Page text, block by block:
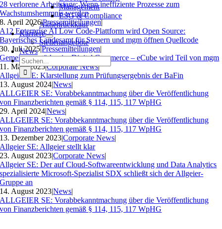
Management
ESG & Compliance
Aktienrückkauf
Karriere
Stellenangebote
News
Suche
nach:
28 verlorene Arbeitstage: Wenn ineffiziente Prozesse zum
Wachstumshemmnis werden
8. April 2026|Pressemitteilungen|
A12 Enterprise AI Low Code-Plattform wird Open Source:
Bayerisches Landesamt für Steuern und mgm öffnen Quellcode
30. Juli 2025|Pressemitteilungen|
Gemeinsam stärker im Digital Commerce – eCube wird Teil von mgm
11. März 2025|Corporate News|
Allgeier SE: Klarstellung zum Prüfungsergebnis der BaFin
13. August 2024|News|
ALLGEIER SE: Vorabbekanntmachung über die Veröffentlichung
von Finanzberichten gemäß § 114, 115, 117 WpHG
29. April 2024|News|
ALLGEIER SE: Vorabbekanntmachung über die Veröffentlichung
von Finanzberichten gemäß § 114, 115, 117 WpHG
13. Dezember 2023|Corporate News|
Allgeier SE: Allgeier stellt klar
23. August 2023|Corporate News|
Allgeier SE: Der auf Cloud-Softwareentwicklung und Data Analytics
spezialisierte Microsoft-Spezialist SDX schließt sich der Allgeier-
Gruppe an
14. August 2023|News|
ALLGEIER SE: Vorabbekanntmachung über die Veröffentlichung
von Finanzberichten gemäß § 114, 115, 117 WpHG